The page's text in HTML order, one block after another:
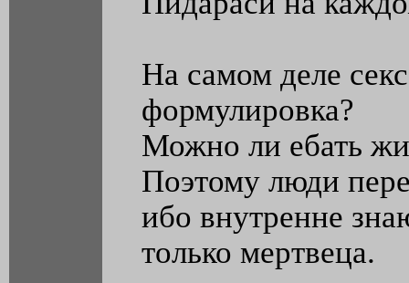
На самом деле
формулировка?
Можно ли ебать
Поэтому люди
ибо внутренне
только мертвеца.